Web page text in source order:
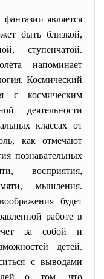
является
быть близкой,
ступенчатой.
напоминает
Космический
с космическим
деятельности
классах от
как отмечают
познавательных
восприятия,
мышления.
будет
работе в
за собой и
детей.
с выводами
о том, что